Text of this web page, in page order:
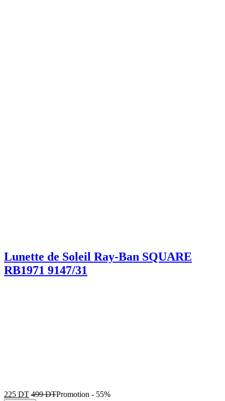
Lunette de Soleil Ray-Ban SQUARE
RB1971 9147/31
225 DT 499DTPromotion - 55%